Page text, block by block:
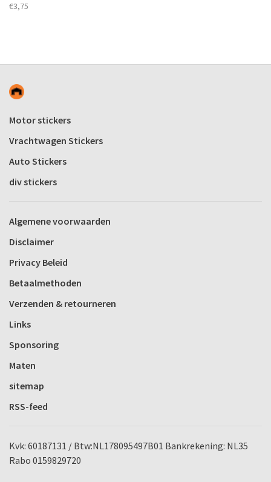
€3,75
Motor stickers
Vrachtwagen Stickers
Auto Stickers
div stickers
Algemene voorwaarden
Disclaimer
Privacy Beleid
Betaalmethoden
Verzenden & retourneren
Links
Sponsoring
Maten
sitemap
RSS-feed
Kvk: 60187131 / Btw:NL178095497B01 Bankrekening: NL35
Rabo 0159829720